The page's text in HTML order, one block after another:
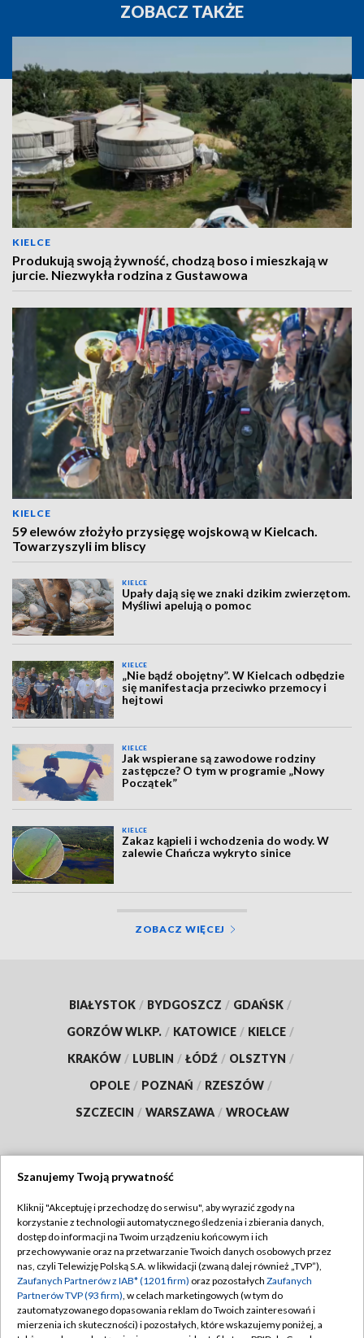
ZOBACZ TAKŻE
KIELCE
Produkują swoją żywność, chodzą boso i mieszkają w
jurcie. Niezwykła rodzina z Gustawowa
KIELCE
59 elewów złożyło przysięgę wojskową w Kielcach.
Towarzyszyli im bliscy
KIELCE
Upały dają się we znaki dzikim zwierzętom.
Myśliwi apelują o pomoc
KIELCE
„Nie bądź obojętny”. W Kielcach odbędzie
się manifestacja przeciwko przemocy i
hejtowi
KIELCE
Jak wspierane są zawodowe rodziny
zastępcze? O tym w programie „Nowy
Początek”
KIELCE
Zakaz kąpieli i wchodzenia do wody. W
zalewie Chańcza wykryto sinice
ZOBACZ WIĘCEJ
BIAŁYSTOK / BYDGOSZCZ / GDAŃSK /
GORZÓW WLKP. / KATOWICE / KIELCE /
KRAKÓW / LUBLIN / ŁÓDŹ / OLSZTYN /
OPOLE / POZNAŃ / RZESZÓW /
SZCZECIN / WARSZAWA / WROCŁAW
TVP
Abonament TVP
Emisja w TVP
Centrum informacji TVP
Naziemna Telewizja Cyfrowa
Regulamin TVP
Polityka prywatności
Moje zgody
Pomoc
Szanujemy Twoją prywatność
Kliknij "Akceptuję i przechodzę do serwisu", aby wyrazić zgody na
korzystanie z technologii automatycznego śledzenia i zbierania danych,
dostęp do informacji na Twoim urządzeniu końcowym i ich
przechowywanie oraz na przetwarzanie Twoich danych osobowych przez
nas, czyli Telewizję Polską S.A. w likwidacji (zwaną dalej również „TVP”),
Zaufanych Partnerów z IAB* (1201 firm) oraz pozostałych Zaufanych
Partnerów TVP (93 firm), w celach marketingowych (w tym do
zautomatyzowanego dopasowania reklam do Twoich zainteresowań i
mierzenia ich skuteczności) i pozostałych, które wskazujemy poniżej, a